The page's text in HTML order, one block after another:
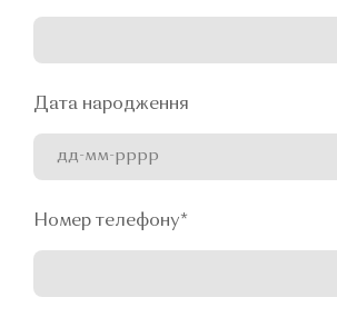
Дата народження
Номер телефону*